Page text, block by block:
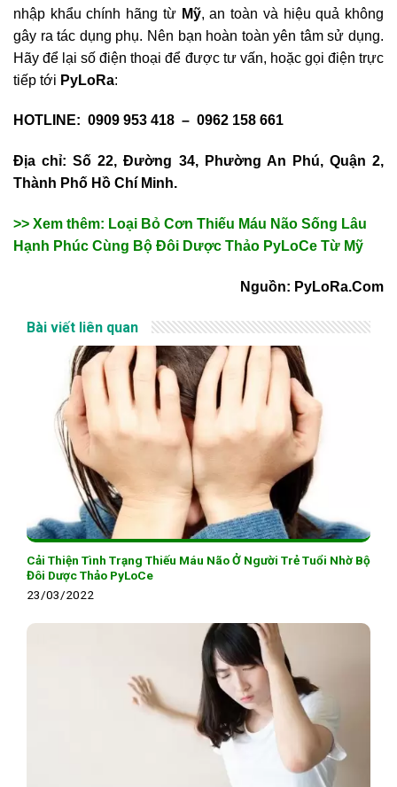
nhập khẩu chính hãng từ Mỹ, an toàn và hiệu quả không
gây ra tác dụng phụ. Nên bạn hoàn toàn yên tâm sử dụng.
Hãy để lại số điện thoại để được tư vấn, hoặc gọi điện trực
tiếp tới PyLoRa:
HOTLINE: 0909 953 418 – 0962 158 661
Địa chỉ: Số 22, Đường 34, Phường An Phú, Quận 2,
Thành Phố Hồ Chí Minh.
>> Xem thêm: Loại Bỏ Cơn Thiếu Máu Não Sống Lâu
Hạnh Phúc Cùng Bộ Đôi Dược Thảo PyLoCe Từ Mỹ
Nguồn: PyLoRa.Com
Bài viết liên quan
Cải Thiện Tình Trạng Thiếu Máu Não Ở Người Trẻ Tuổi Nhờ Bộ
Đôi Dược Thảo PyLoCe
23/03/2022